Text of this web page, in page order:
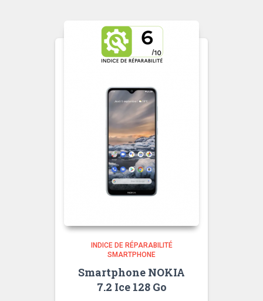
INDICE DE RÉPARABILITÉ
SMARTPHONE
Smartphone NOKIA
7.2 Ice 128 Go